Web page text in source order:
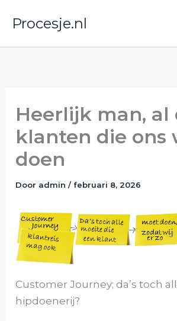
naarProcesje.nl
Heerlijk man, al
klanten die ons
doen
Door admin/ februari 8, 2026
Customer Journey; da’s toch
hipdoenerij?